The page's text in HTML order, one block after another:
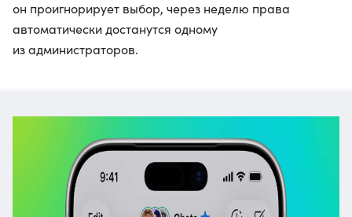
он проигнорирует выбор, через неделю права
автоматически достанутся одному
из администраторов.